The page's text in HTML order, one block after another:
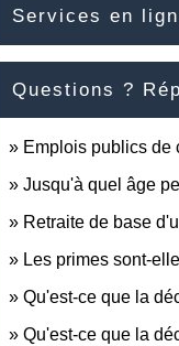
Services en
Questions ?
Emplois publics de
Jusqu'à quel âge
Retraite de base
Les primes sont-
Qu'est-ce que la
Qu'est-ce que la